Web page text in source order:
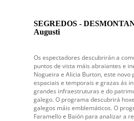
SEGREDOS -
Augusti
Os espectadores descubrirán a
puntos de vista máis abraiantes e
Nogueira e Alicia Burton, este
espaciais e temporais e grazas ás
grandes infraestruturas e do
galego. O programa descubrirá
galegos máis emblemáticos. O
Faramello e Baión para analizar a